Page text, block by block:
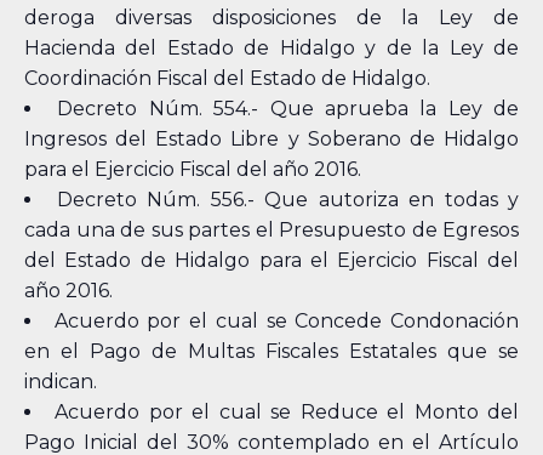
deroga diversas disposiciones de la Ley de
Hacienda del Estado de Hidalgo y de la Ley de
Coordinación Fiscal del Estado de Hidalgo.
Decreto Núm. 554.- Que aprueba la Ley de
Ingresos del Estado Libre y Soberano de Hidalgo
para el Ejercicio Fiscal del año 2016.
Decreto Núm. 556.- Que autoriza en todas y
cada una de sus partes el Presupuesto de Egresos
del Estado de Hidalgo para el Ejercicio Fiscal del
año 2016.
Acuerdo por el cual se Concede Condonación
en el Pago de Multas Fiscales Estatales que se
indican.
Acuerdo por el cual se Reduce el Monto del
Pago Inicial del 30% contemplado en el Artículo